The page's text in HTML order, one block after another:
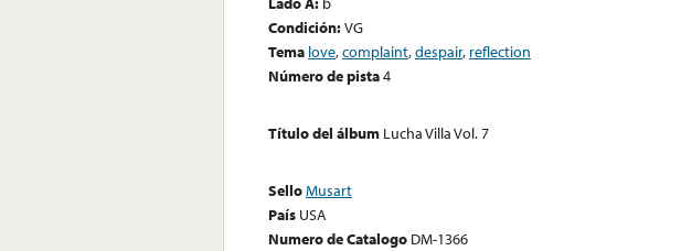
Condición:VG
Tema love,complaint,despair, reflection
Número de pista4
Título del álbum Lucha Villa Vol. 7
SelloMusart
País USA
Numero de Catalogo DM-1366